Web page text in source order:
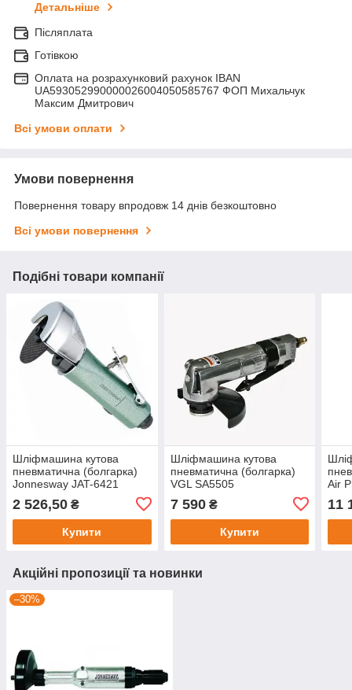
Детальніше
Післяплата
Готівкою
Оплата на розрахунковий рахунок IBAN
UA593052990000026004050585767 ФОП Михальчук
Максим Дмитрович
Всі умови оплати
Умови повернення
Повернення товару впродовж 14 днів безкоштовно
Всі умови повернення
Подібні товари компанії
Шліфмашина кутова
пневматична (болгарка)
Jonnesway JAT-6421
2 526,50 ₴
Купити
Шліфмашина кутова
пневматична (болгарка)
VGL SA5505
7 590₴
Купити
Air
11
Акційні пропозиції та новинки
–30%